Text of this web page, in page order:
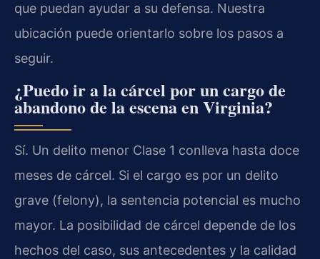
que puedan ayudar a su defensa. Nuestra
ubicación puede orientarlo sobre los pasos a
seguir.
¿Puedo ir a la cárcel por un cargo de
abandono de la escena en Virginia?
Sí. Un delito menor Clase 1 conlleva hasta doce
meses de cárcel. Si el cargo es por un delito
grave (felony), la sentencia potencial es mucho
mayor. La posibilidad de cárcel depende de los
hechos del caso, sus antecedentes y la calidad